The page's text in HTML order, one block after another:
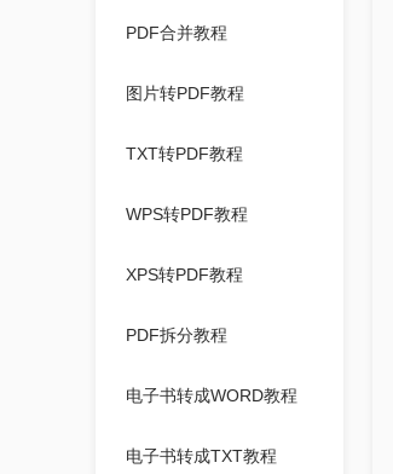
PDF合并教程
图片转PDF教程
TXT转PDF教程
WPS转PDF教程
XPS转PDF教程
PDF拆分教程
电子书转成WORD教程
电子书转成TXT教程